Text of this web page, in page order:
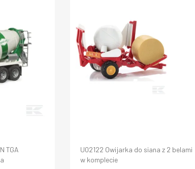
TGA
U02122 Owijarka do siana z 2 belami
w komplecie